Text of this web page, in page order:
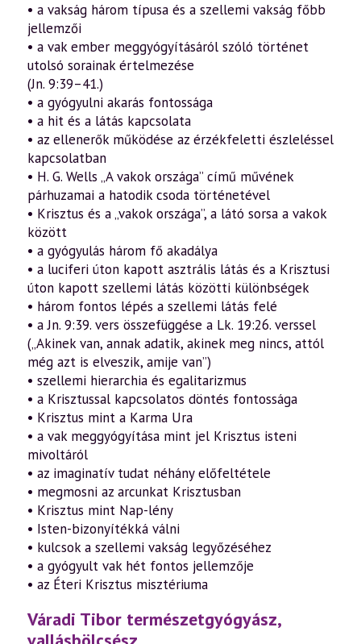
• a vakság három típusa és a szellemi vakság főbb
jellemzői
• a vak ember meggyógyításáról szóló történet
utolsó sorainak értelmezése
(Jn. 9:39–41.)
• a gyógyulni akarás fontossága
• a hit és a látás kapcsolata
• az ellenerők működése az érzékfeletti észleléssel
kapcsolatban
• H. G. Wells „A vakok országa” című művének
párhuzamai a hatodik csoda történetével
• Krisztus és a „vakok országa”, a látó sorsa a vakok
között
• a gyógyulás három fő akadálya
• a luciferi úton kapott asztrális látás és a Krisztusi
úton kapott szellemi látás közötti különbségek
• három fontos lépés a szellemi látás felé
• a Jn. 9:39. vers összefüggése a Lk. 19:26. verssel
(„Akinek van, annak adatik, akinek meg nincs, attól
még azt is elveszik, amije van”)
• szellemi hierarchia és egalitarizmus
• a Krisztussal kapcsolatos döntés fontossága
• Krisztus mint a Karma Ura
• a vak meggyógyítása mint jel Krisztus isteni
mivoltáról
• az imaginatív tudat néhány előfeltétele
• megmosni az arcunkat Krisztusban
• Krisztus mint Nap-lény
• Isten-bizonyítékká válni
• kulcsok a szellemi vakság legyőzéséhez
• a gyógyult vak hét fontos jellemzője
• az Éteri Krisztus misztériuma
Váradi Tibor természetgyógyász,